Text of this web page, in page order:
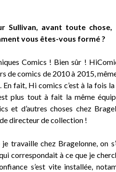
Sullivan, avant toute
vous êtes-vous formé ?
Comics ! Bien sûr !
de comics de 2010 à 2015,
fait, Hi comics c’est à la fois
plus tout à fait la même
et d’autres choses chez
directeur de collection !
travaille chez Bragelonne, on
correspondait à ce que je
s’est vite installée,